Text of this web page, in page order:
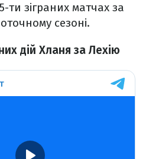
ти зіграних матчах за
сезоні.
дій Хланя за Лехію